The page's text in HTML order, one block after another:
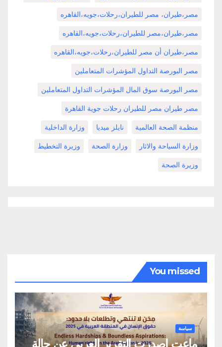
مصر،طيران، مصر للطيران،رحلات،جويه،القاهره
مصر،طيران،مصر للطيران،رحلات،جويه،القاهره
مصر،طيران أن مصر للطيران،رحلات،جويه،القاهره
مصر البورصة التداول المؤشرات المتعاملين
مصر البورصة سوق المال المؤشرات التداول المتعاملين
مصر طيران مصر للطيران رحلات جوية القاهرة
منظمة الصحة العالمية نايلز ميديا وزارة الداخلية
وزارة السياحة والاثار وزارة الصحة وزيرة التخطيط
وزيرة الصحة
You missed
سياسة
ماعت اصدرت التقرير العربي عن حالة